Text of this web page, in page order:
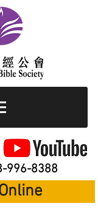
996-8388